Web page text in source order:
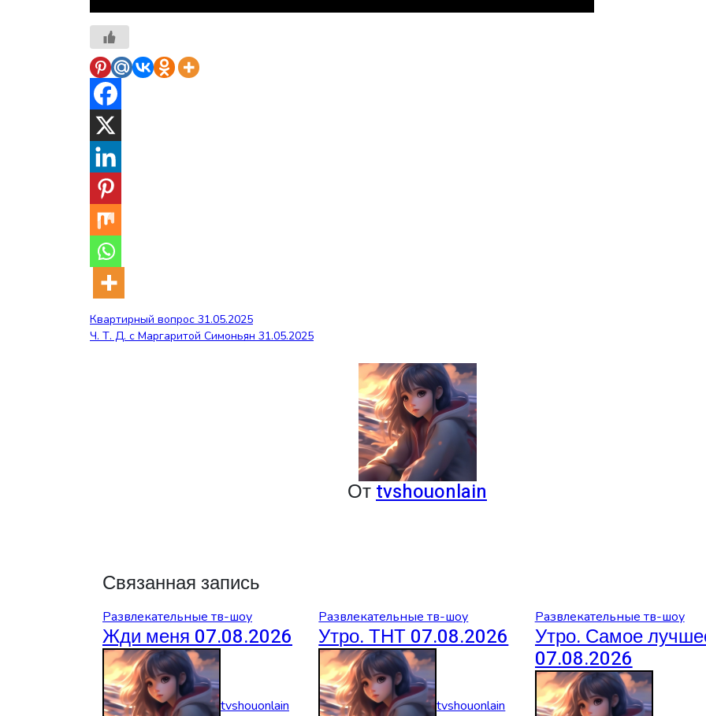
Навигация
по
Квартирный вопрос 31.05.2025
Ч. Т. Д. с Маргаритой Симоньян 31.05.2025
От tvshouonlain
Связанная запись
Развлекательные тв-шоу
Жди меня 07.08.2026
tvshouonlain
Развлекательные тв-шоу
Утро. ТНТ 07.08.2026
tvshouonlain
Развлекательные тв-шоу
Утро. Самое
07.08.2026